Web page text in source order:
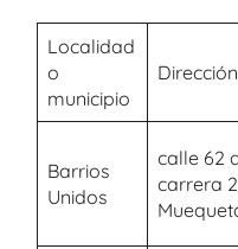
Localidad
o
municipio
Barrios
Unidos
calle 62
carrera